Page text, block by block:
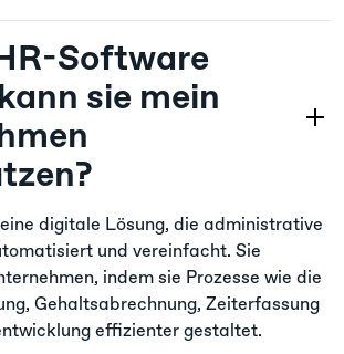
Software
sie mein
digitale Lösung, die administrative
und vereinfacht. Sie
indem sie Prozesse wie die
Gehaltsabrechnung, Zeiterfassung
effizienter gestaltet.